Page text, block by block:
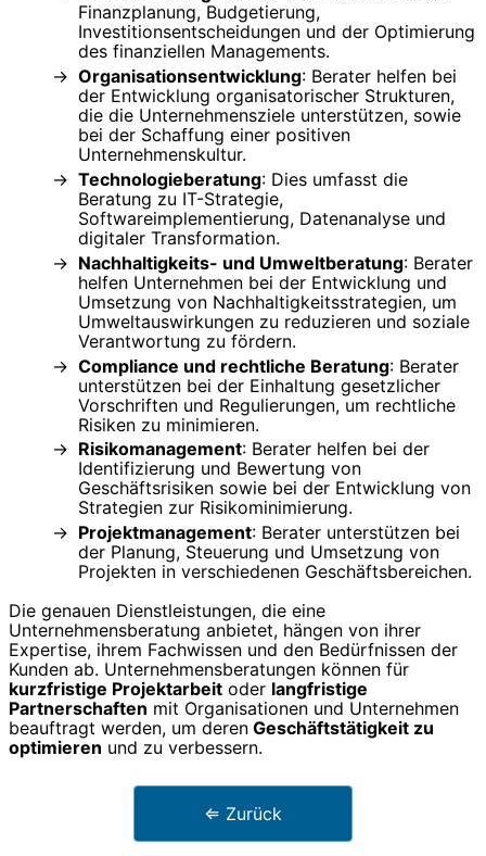
Finanzplanung, Budgetierung,
Investitionsentscheidungen und der Optimierung
des finanziellen Managements.
Organisationsentwicklung: Berater helfen bei
der Entwicklung organisatorischer Strukturen,
die die Unternehmensziele unterstützen, sowie
bei der Schaffung einer positiven
Unternehmenskultur.
Technologieberatung: Dies umfasst die
Beratung zu IT-Strategie,
Softwareimplementierung, Datenanalyse und
digitaler Transformation.
Nachhaltigkeits- und Umweltberatung: Berater
helfen Unternehmen bei der Entwicklung und
Umsetzung von Nachhaltigkeitsstrategien, um
Umweltauswirkungen zu reduzieren und soziale
Verantwortung zu fördern.
Compliance und rechtliche Beratung: Berater
unterstützen bei der Einhaltung gesetzlicher
Vorschriften und Regulierungen, um rechtliche
Risiken zu minimieren.
Risikomanagement: Berater helfen bei der
Identifizierung und Bewertung von
Geschäftsrisiken sowie bei der Entwicklung von
Strategien zur Risikominimierung.
Projektmanagement: Berater unterstützen bei
der Planung, Steuerung und Umsetzung von
Projekten in verschiedenen Geschäftsbereichen.
Die genauen Dienstleistungen, die eine
Unternehmensberatung anbietet, hängen von ihrer
Expertise, ihrem Fachwissen und den Bedürfnissen der
Kunden ab. Unternehmensberatungen können für
kurzfristige Projektarbeit oder langfristige
Partnerschaften mit Organisationen und Unternehmen
beauftragt werden, um deren Geschäftstätigkeit zu
optimieren und zu verbessern.
⇐ Zurück